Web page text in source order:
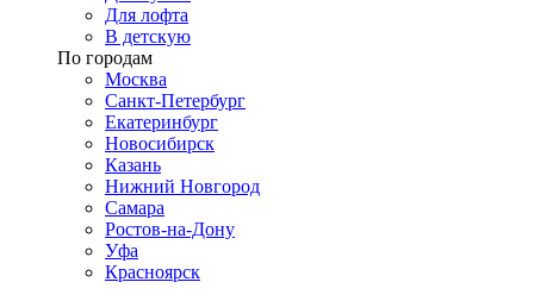
Для лофта
В детскую
По городам
Москва
Санкт-Петербург
Екатеринбург
Новосибирск
Казань
Нижний Новгород
Самара
Ростов-на-Дону
Уфа
Красноярск